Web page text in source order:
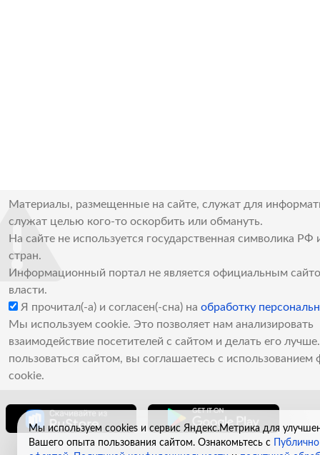
Материалы, размещенные на сайте, служат для
служат целью кого-то оскорбить или обмануть.
На сайте не используется государственная символика РФ
стран.
Информационный портал не является официальным
власти.
Я прочитал(-а) и согласен(-сна) на обработку
Мы используем cookie. Это позволяет нам анализировать
взаимодействие посетителей с сайтом и делать его
пользоваться сайтом, вы соглашаетесь с использованием
cookie.
Мы используем cookies и сервис Яндекс.Метрика для
Вашего опыта пользования сайтом. Ознакомьтесь с